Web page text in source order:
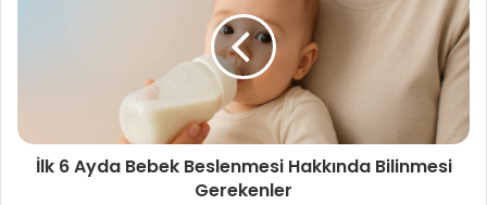
İlk 6 Ayda Bebek Beslenmesi Hakkında Bilinmesi
Gerekenler